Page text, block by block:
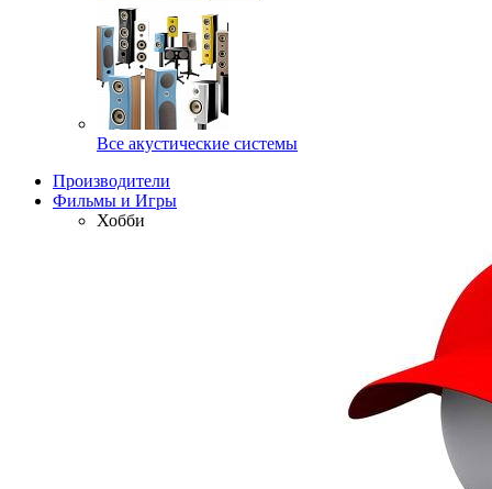
Все акустические системы
Производители
Фильмы и Игры
Хобби